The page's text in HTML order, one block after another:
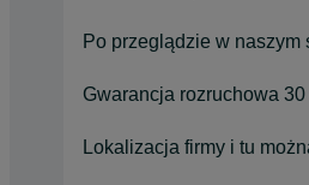
Po przeglądzie w naszym
Gwarancja rozruchowa 30
Lokalizacja firmy i tu